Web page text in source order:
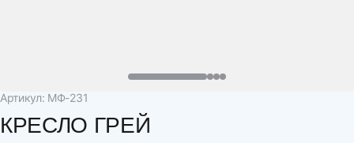
Артикул: МФ-231
КРЕСЛО ГРЕЙ